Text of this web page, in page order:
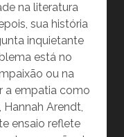
na literatura
sua história
inquietante
está no
ou na
a empatia como
Arendt,
ensaio reflete